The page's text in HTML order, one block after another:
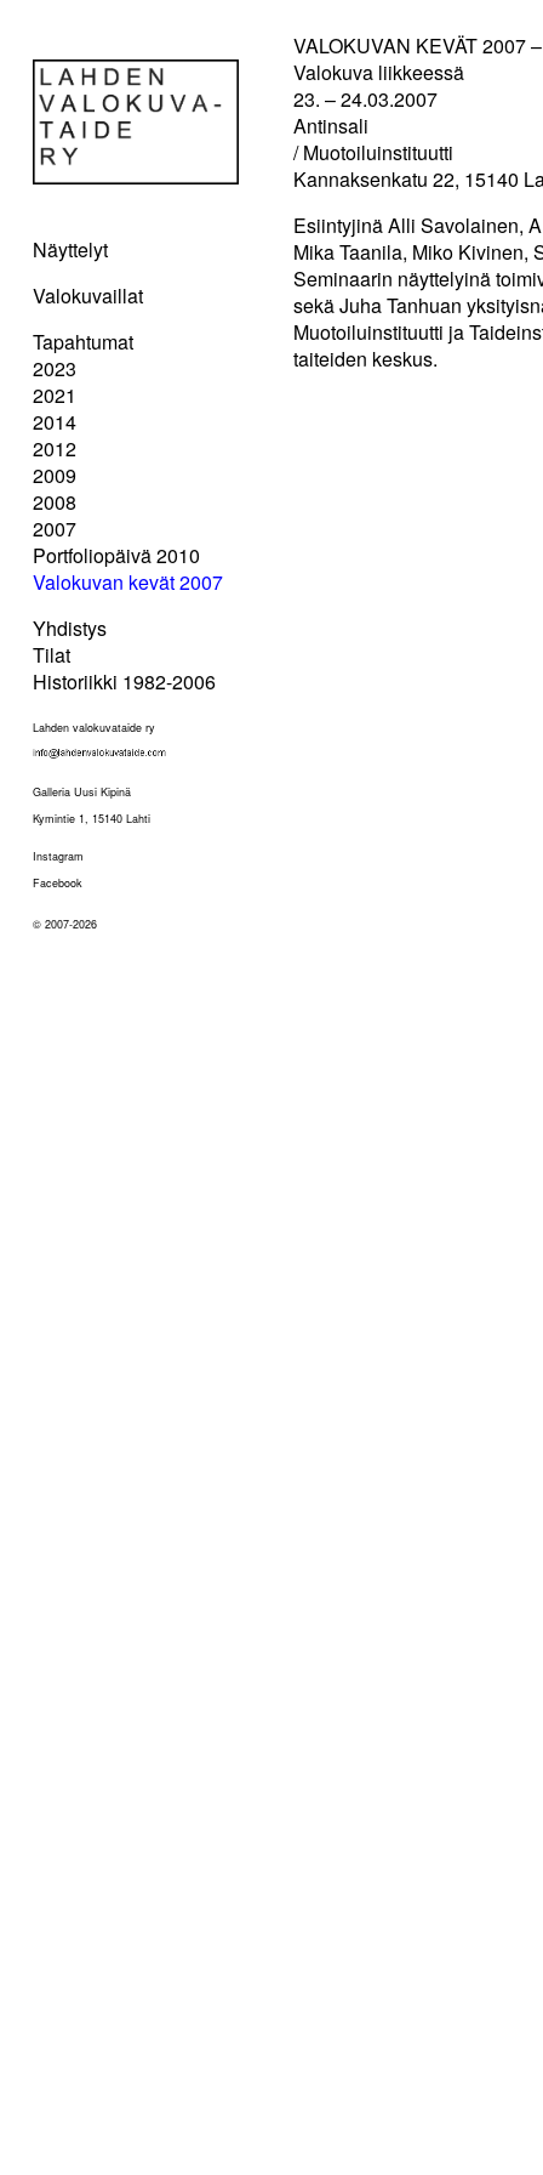
Näyttelyt
Valokuvaillat
Tapahtumat
2023
2021
2014
2012
2009
2008
2007
Portfoliopäivä 2010
Valokuvan kevät 2007
Yhdistys
Tilat
Historiikki 1982-2006
Lahden valokuvataide ry
Galleria Uusi Kipinä
Kymintie 1, 15140 Lahti
Instagram
Facebook
© 2007-2026
VALOKUVAN KEVÄT 2007
Valokuva liikkeessä
23. – 24.03.2007
Antinsali
/ Muotoiluinstituutti
Kannaksenkatu 22, 15140
Esiintyjinä Alli Savolainen,
Mika Taanila, Miko Kivinen,
Seminaarin näyttelyinä
sekä Juha Tanhuan
Muotoiluinstituutti ja
taiteiden keskus.